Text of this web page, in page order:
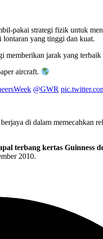
pakai strategi fizik untuk
yang tinggi dan kuat.
memberikan jarak yang
aircraft.
@GWR
di dalam memecahkan
terbang kertas Guinness
2010.